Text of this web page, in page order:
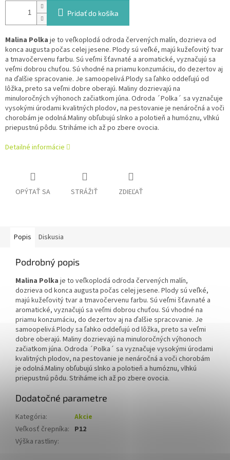
Pridať do košíka
Malina Polka je to veľkoplodá odroda červených malín, dozrieva od
konca augusta počas celej jesene. Plody sú veľké, majú kužeľovitý tvar
a tmavočervenu farbu. Sú veľmi šťavnaté a aromatické, vyznačujú sa
veľmi dobrou chuťou. Sú vhodné na priamu konzumáciu, do dezertov aj
na ďalšie spracovanie. Je samoopelivá.Plody sa ľahko oddeľujú od
lôžka, preto sa veľmi dobre oberajú. Maliny dozrievajú na
minuloročných výhonoch začiatkom júna. Odroda ´Polka´ sa vyznačuje
vysokými úrodami kvalitných plodov, na pestovanie je nenáročná a voči
chorobám je odolná.Maliny obľubujú slnko a polotieň a humóznu, vlhkú
priepustnú pôdu. Striháme ich až po zbere ovocia.
Detailné informácie
OPÝTAŤ SA STRÁŽIŤ ZDIEĽAŤ
Popis Diskusia
Podrobný popis
Malina Polka je to veľkoplodá odroda červených malín,
dozrieva od konca augusta počas celej jesene. Plody sú veľké,
majú kužeľovitý tvar a tmavočervenu farbu. Sú veľmi šťavnaté a
aromatické, vyznačujú sa veľmi dobrou chuťou. Sú vhodné na
priamu konzumáciu, do dezertov aj na ďalšie spracovanie. Je
samoopelivá.Plody sa ľahko oddeľujú od lôžka, preto sa veľmi
dobre oberajú. Maliny dozrievajú na minuloročných výhonoch
začiatkom júna. Odroda ´Polka´ sa vyznačuje vysokými úrodami
kvalitných plodov, na pestovanie je nenáročná a voči chorobám
je odolná.Maliny obľubujú slnko a polotieň a humóznu, vlhkú
priepustnú pôdu. Striháme ich až po zbere ovocia.
Dodatočné parametre
Kategória:
Akcie
Veľkosť črepníka: P12
Výška rastliny: